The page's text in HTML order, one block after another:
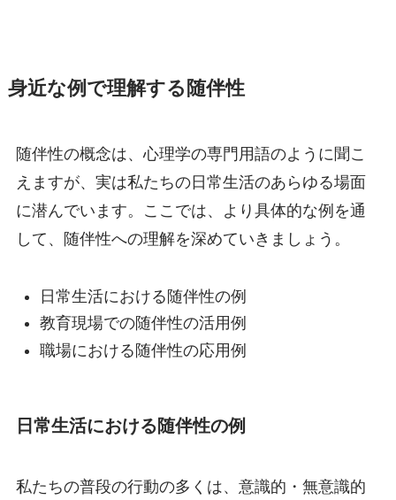
身近な例で理解する随伴性
随伴性の概念は、心理学の専門用語のように聞こ
えますが、実は私たちの日常生活のあらゆる場面
に潜んでいます。ここでは、より具体的な例を通
して、随伴性への理解を深めていきましょう。
日常生活における随伴性の例
教育現場での随伴性の活用例
職場における随伴性の応用例
日常生活における随伴性の例
私たちの普段の行動の多くは、意識的・無意識的